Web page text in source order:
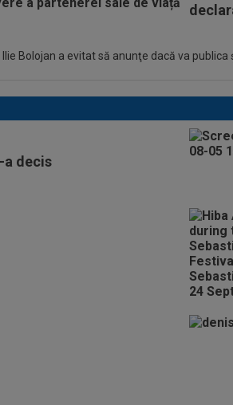
Bolojan a evitat să anunţe dacă va publica
a decis